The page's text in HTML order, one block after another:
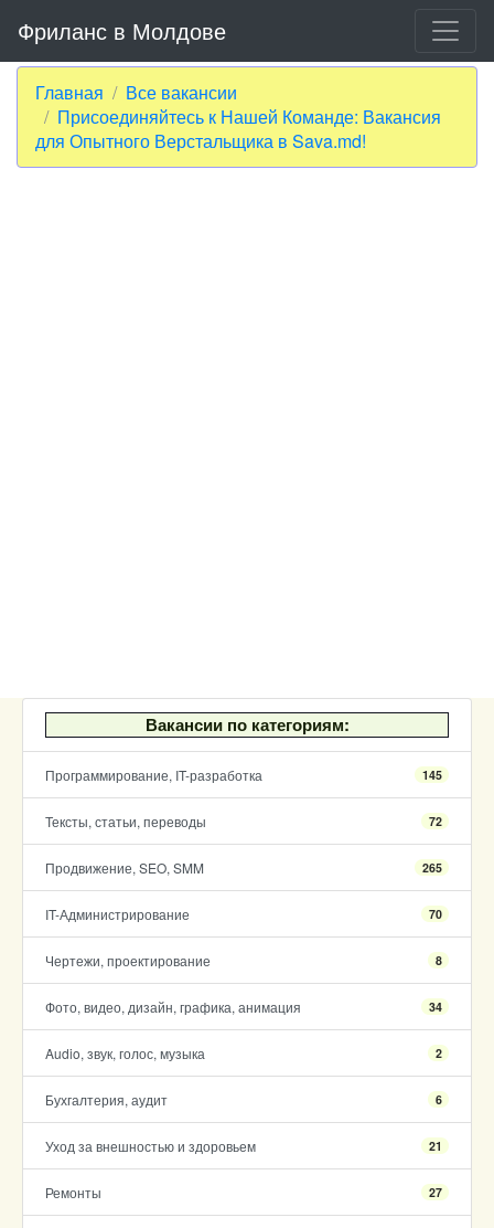
Фриланс в Молдове
Главная
Все вакансии
Присоединяйтесь к Нашей Команде: Вакансия
для Опытного Верстальщика в Sava.md!
Вакансии по категориям:
Программирование, IT-разработка 145
Тексты, статьи, переводы 72
Продвижение, SEO, SMM 265
IT-Администрирование 70
Чертежи, проектирование 8
Фото, видео, дизайн, графика, анимация 34
Audio, звук, голос, музыка 2
Бухгалтерия, аудит 6
Уход за внешностью и здоровьем 21
Ремонты 27